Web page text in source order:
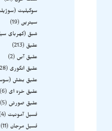
سوگیلیت
سیترین 19
شبق (کهربای
عقیق
213
عقیق آبی
2
عقیق انگوری
28
عقیق بنفش
عقیق خزه ای
6
عقیق صورتی
5
فسیل آمونیت
4
فسیل مرجان
11